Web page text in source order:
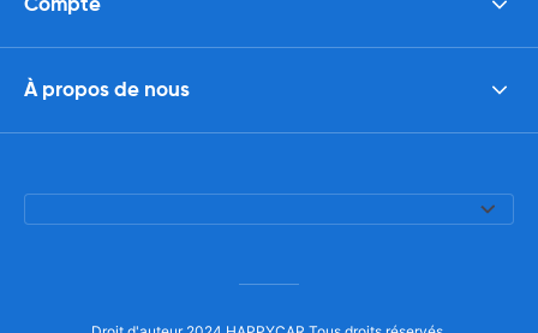
À propos de nous